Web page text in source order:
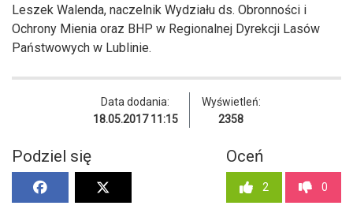
Leszek Walenda, naczelnik Wydziału ds. Obronności i
Ochrony Mienia oraz BHP w Regionalnej Dyrekcji Lasów
Państwowych w Lublinie.
Data dodania:
18.05.2017 11:15
Wyświetleń:
2358
Podziel się Oceń
2 0